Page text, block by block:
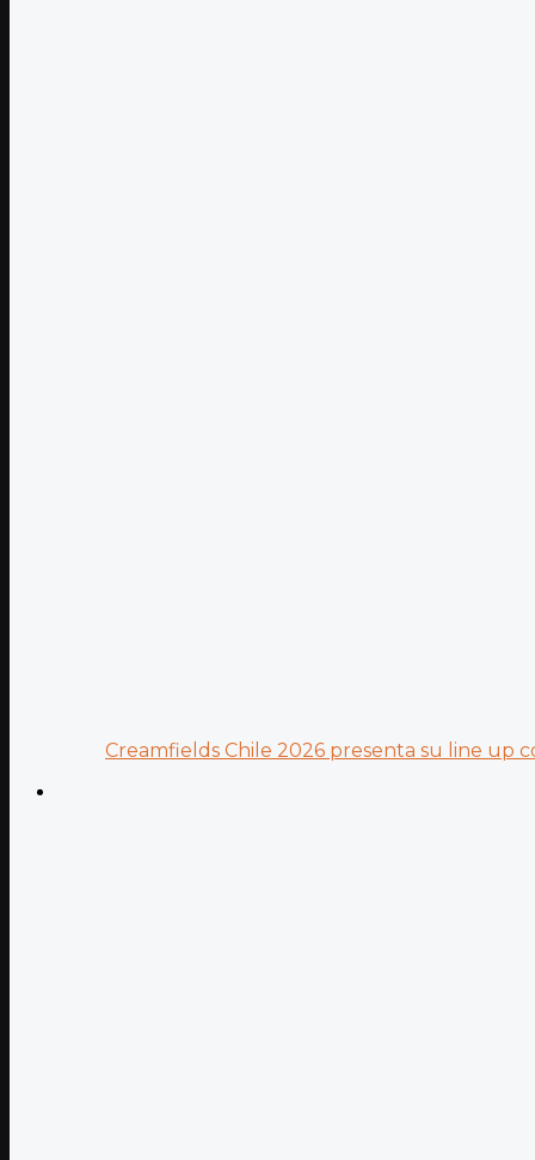
Creamfields Chile 2026 presenta su line up